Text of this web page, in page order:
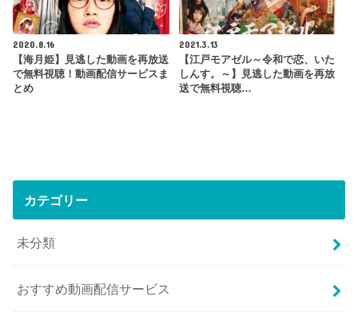
2020.8.16
【海月姫】見逃した動画を再放送
で無料視聴！動画配信サービスま
とめ
2021.3.13
【江戸モアゼル～令和で恋、いた
しんす。～】見逃した動画を再放
送で無料視聴…
カテゴリー
未分類
おすすめ動画配信サービス